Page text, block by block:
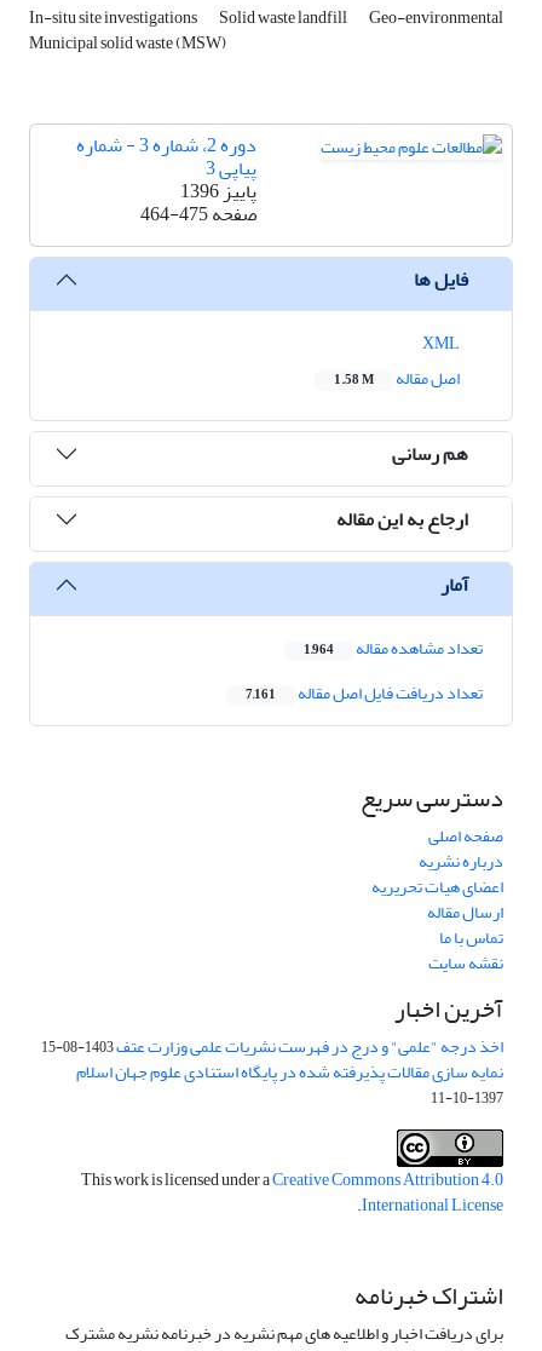
In-situ site investigations Solid waste landfill Geo-environmental
Municipal solid waste (MSW)
دوره 2، شماره 3 - شماره
پیاپی 3
پاییز 1396
صفحه464-475
فایل ها
اصل مقاله
1.58 M
هم رسانی
ارجاع به این مقاله
آمار
تعداد مشاهده مقاله 1,964
تعداد دریافت فایل اصل مقاله 7,161
دسترسی سریع
صفحه اصلی
درباره نشریه
اعضای هیات تحریریه
ارسال مقاله
تماس با ما
نقشه سایت
آخرین اخبار
اخذ درجه "علمی" و درج در فهرست نشریات علمی وزارت عتف1403-08-15
نمایه سازی مقالات پذیرفته شده در پایگاه استنادی علوم جهان اسلام
1397-10-11
This work is licensed under aCreative Commons Attribution 4.0
International License
.
اشتراک خبرنامه
برای دریافت اخبار و اطلاعیه های مهم نشریه در خبرنامه نشریه مشترک